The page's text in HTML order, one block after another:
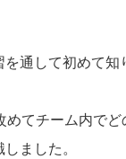
通して初めて
てチーム内で
ました。